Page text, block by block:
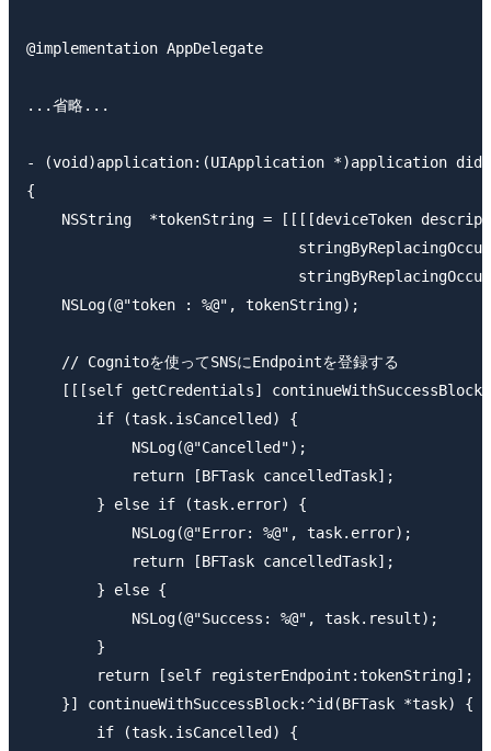
@implementation AppDelegate
...省略...
- (void)application:(UIApplication *)application
{
NSString  *tokenString = [[[[deviceToken
    NSLog(@"token : %@", tokenString);
    // Cognitoを使ってSNSにEndpointを登録する
[[[self getCredentials]
        if (task.isCancelled) {
            NSLog(@"Cancelled");
            return [BFTask cancelledTask];
        } else if (task.error) {
            NSLog(@"Error: %@", task.error);
            return [BFTask cancelledTask];
        } else {
            NSLog(@"Success: %@", task.result);
        }
        return [self registerEndpoint:tokenString];
    }] continueWithSuccessBlock:^id(BFTask *task) {
        if (task.isCancelled) {